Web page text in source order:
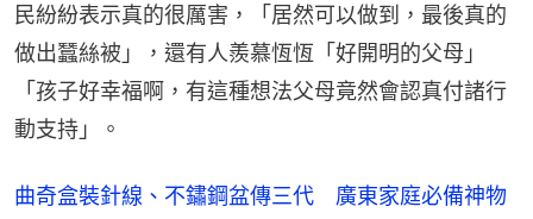
民紛紛表示真的很厲害，「居然可以做到，最後真的
做出蠶絲被」，還有人羨慕恆恆「好開明的父母」
「孩子好幸福啊，有這種想法父母竟然會認真付諸行
動支持」。
曲奇盒裝針線、不鏽鋼盆傳三代 廣東家庭必備神物